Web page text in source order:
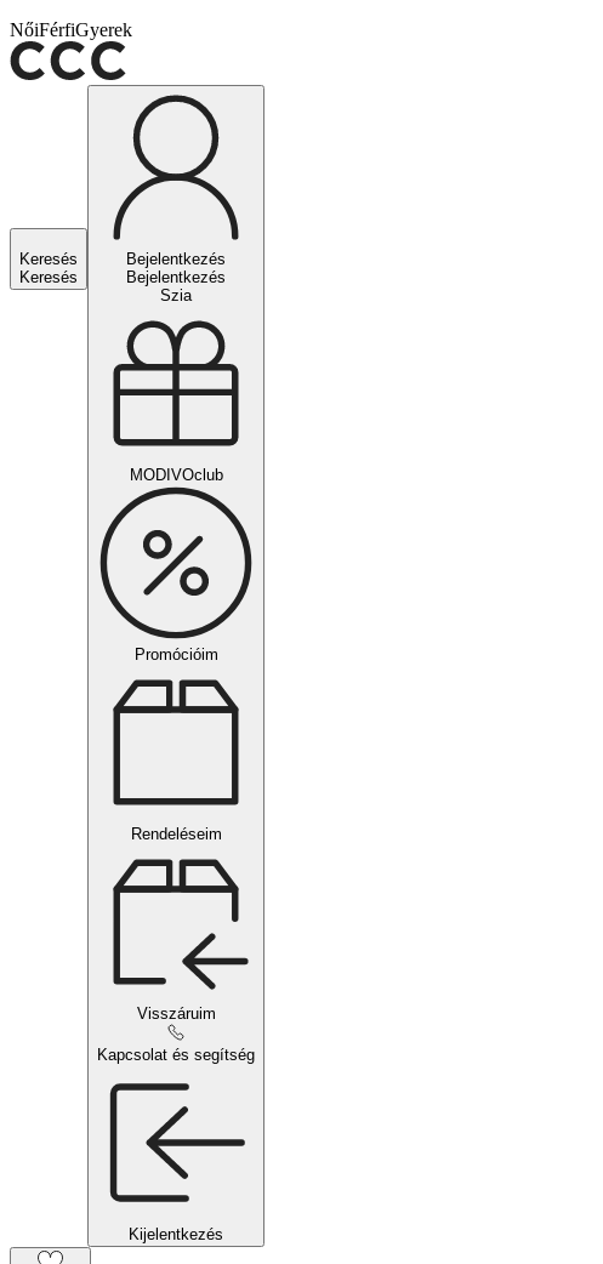
NőiFérfiGyerek
Keresés
Keresés
Bejelentkezés
Bejelentkezés
Szia
MODIVOclub
Promócióim
Rendeléseim
Visszáruim
Kapcsolat és segítség
Kijelentkezés